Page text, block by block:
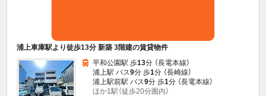
浦上車庫駅より徒歩13分 新築 3階建の賃貸物件
平和公園駅 歩13分 （長電本線）
浦上駅 バス9分 歩1分 （長崎線）
浦上駅前駅 バス9分 歩1分 （長電本線）
ほか1駅（徒歩20分圏内）